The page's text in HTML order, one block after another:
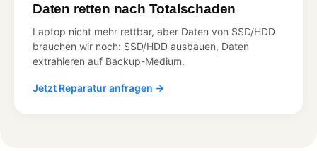
Daten retten nach Totalschaden
Laptop nicht mehr rettbar, aber Daten von SSD/HDD
brauchen wir noch: SSD/HDD ausbauen, Daten
extrahieren auf Backup-Medium.
Jetzt Reparatur anfragen →